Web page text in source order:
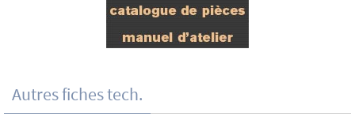
Autres fiches tech.